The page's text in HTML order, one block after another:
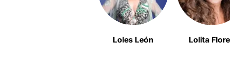
Loles León Lolita